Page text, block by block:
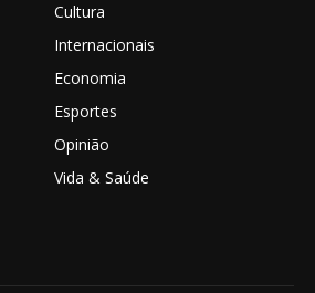
Cultura
Internacionais
Economia
Esportes
Opinião
Vida & Saúde